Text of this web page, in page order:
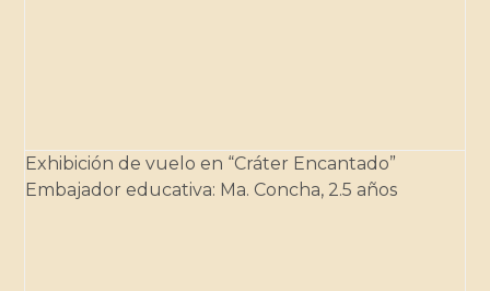
Exhibición de vuelo en “Cráter Encantado”
Embajador educativa: Ma. Concha, 2.5 años